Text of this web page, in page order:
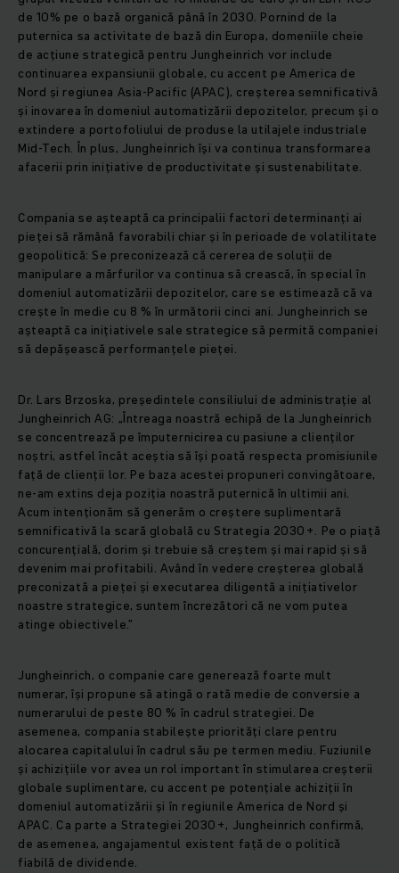
de 10% pe o bază organică până în 2030. Pornind de la
puternica sa activitate de bază din Europa, domeniile cheie
de acțiune strategică pentru Jungheinrich vor include
continuarea expansiunii globale, cu accent pe America de
Nord și regiunea Asia-Pacific (APAC), creșterea semnificativă
și inovarea în domeniul automatizării depozitelor, precum și o
extindere a portofoliului de produse la utilajele industriale
Mid-Tech. În plus, Jungheinrich își va continua transformarea
afacerii prin inițiative de productivitate și sustenabilitate.
Compania se așteaptă ca principalii factori determinanți ai
pieței să rămână favorabili chiar și în perioade de volatilitate
geopolitică: Se preconizează că cererea de soluții de
manipulare a mărfurilor va continua să crească, în special în
domeniul automatizării depozitelor, care se estimează că va
crește în medie cu 8 % în următorii cinci ani. Jungheinrich se
așteaptă ca inițiativele sale strategice să permită companiei
să depășească performanțele pieței.
Dr. Lars Brzoska, președintele consiliului de administrație al
Jungheinrich AG: „Întreaga noastră echipă de la Jungheinrich
se concentrează pe împuternicirea cu pasiune a clienților
noștri, astfel încât aceștia să își poată respecta promisiunile
față de clienții lor. Pe baza acestei propuneri convingătoare,
ne-am extins deja poziția noastră puternică în ultimii ani.
Acum intenționăm să generăm o creștere suplimentară
semnificativă la scară globală cu Strategia 2030+. Pe o piață
concurențială, dorim și trebuie să creștem și mai rapid și să
devenim mai profitabili. Având în vedere creșterea globală
preconizată a pieței și executarea diligentă a inițiativelor
noastre strategice, suntem încrezători că ne vom putea
atinge obiectivele.”
Jungheinrich, o companie care generează foarte mult
numerar, își propune să atingă o rată medie de conversie a
numerarului de peste 80 % în cadrul strategiei. De
asemenea, compania stabilește priorități clare pentru
alocarea capitalului în cadrul său pe termen mediu. Fuziunile
și achizițiile vor avea un rol important în stimularea creșterii
globale suplimentare, cu accent pe potențiale achiziții în
domeniul automatizării și în regiunile America de Nord și
APAC. Ca parte a Strategiei 2030+, Jungheinrich confirmă,
de asemenea, angajamentul existent față de o politică
fiabilă de dividende.